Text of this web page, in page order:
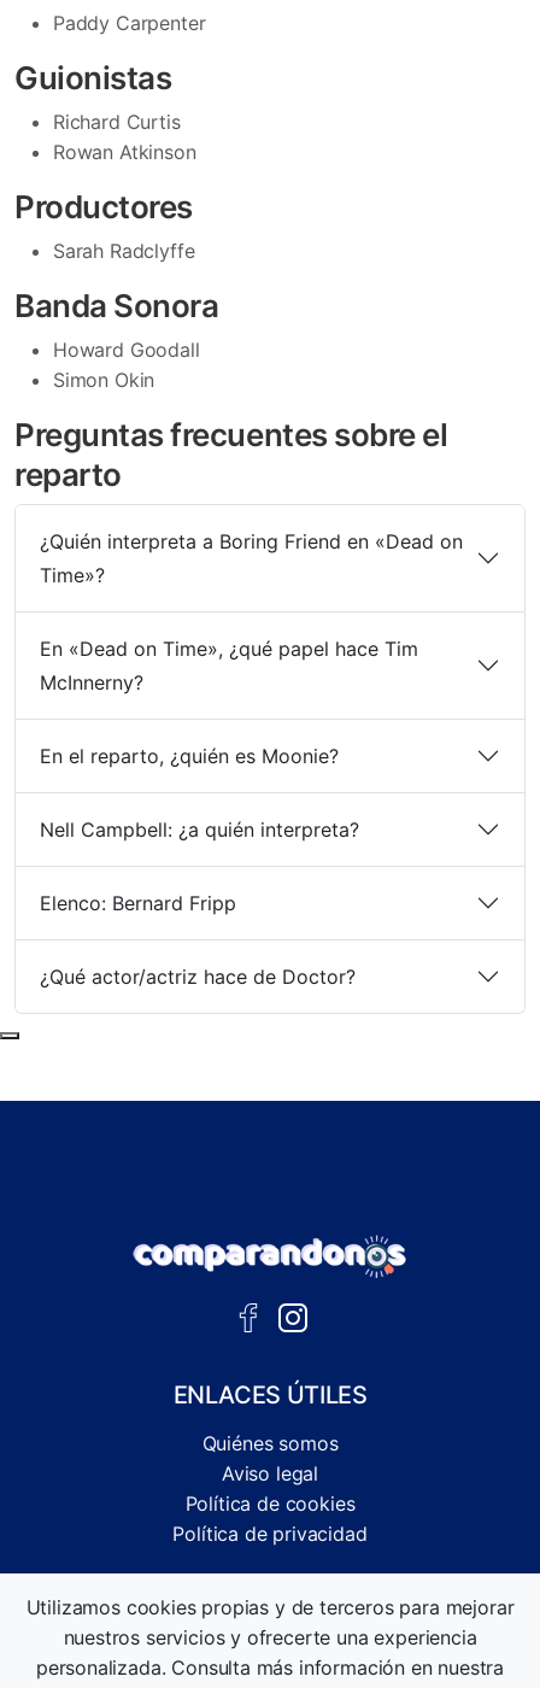
Paddy Carpenter
Guionistas
Richard Curtis
Rowan Atkinson
Productores
Sarah Radclyffe
Banda Sonora
Howard Goodall
Simon Okin
Preguntas frecuentes sobre el
reparto
¿Quién interpreta a Boring Friend en «Dead on
Time»?
En «Dead on Time», ¿qué papel hace Tim
McInnerny?
En el reparto, ¿quién es Moonie?
Nell Campbell: ¿a quién interpreta?
Elenco: Bernard Fripp
¿Qué actor/actriz hace de Doctor?
ENLACES ÚTILES
Quiénes somos
Aviso legal
Política de cookies
Política de privacidad
informativas.
©2026 Comparandonos. Todos los derechos reservados.
Utilizamos cookies propias y de terceros para mejorar
nuestros servicios y ofrecerte una experiencia
personalizada. Consulta más información en nuestra